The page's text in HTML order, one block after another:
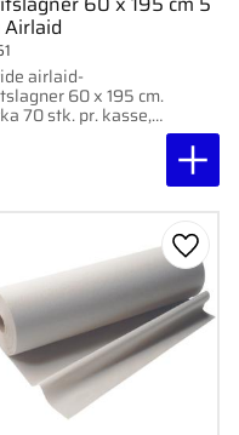
Airlaid
airlaid-
60 x 195 cm.
70 stk. pr. kasse,
Gem